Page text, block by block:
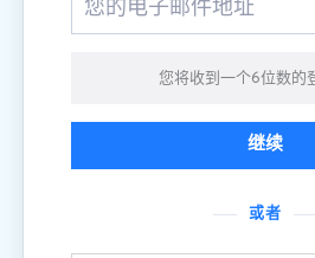
您将收到一个6位数的
继续
或者